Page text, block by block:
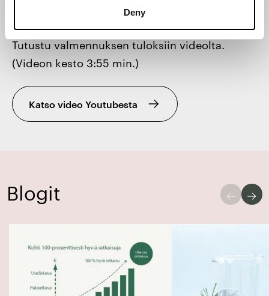
Deny
Valmennukseen osallistuneet yritykset
kertovat kokemuksistaan ja saavutuksistaan.
Tutustu valmennuksen tuloksiin videolta.
(Videon kesto 3:55 min.)
Katso video Youtubesta
Blogit